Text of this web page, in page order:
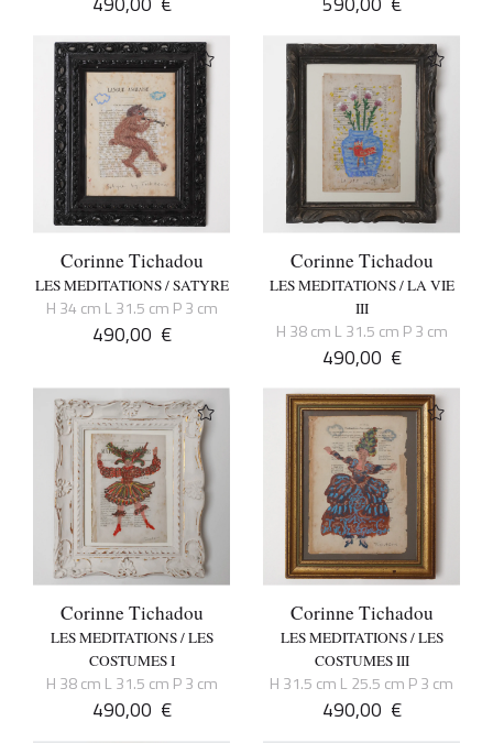
Corinne Tichadou
LES MEDITATIONS / SATYRE
H 34 cm L 31.5 cm P 3 cm
490,00 €
Corinne Tichadou
LES MEDITATIONS / LA VIE
III
H 38 cm L 31.5 cm P 3 cm
490,00 €
Corinne Tichadou
LES MEDITATIONS / LES
COSTUMES I
H 38 cm L 31.5 cm P 3 cm
490,00 €
Corinne Tichadou
LES MEDITATIONS / LES
COSTUMES III
H 31.5 cm L 25.5 cm P 3 cm
490,00 €